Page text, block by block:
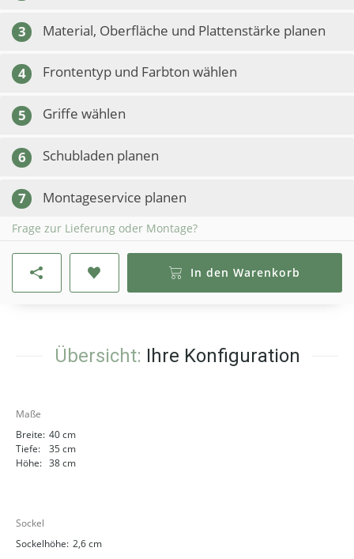
3 Material, Oberfläche und Plattenstärke planen
4 Frontentyp und Farbton wählen
5 Griffe wählen
6 Schubladen planen
7 Montageservice planen
Frage zur Lieferung oder Montage?
In den Warenkorb
Übersicht: Ihre Konfiguration
Maße
Breite: 40 cm
Tiefe:
35 cm
Höhe: 38 cm
Sockel
Sockelhöhe: 2,6 cm